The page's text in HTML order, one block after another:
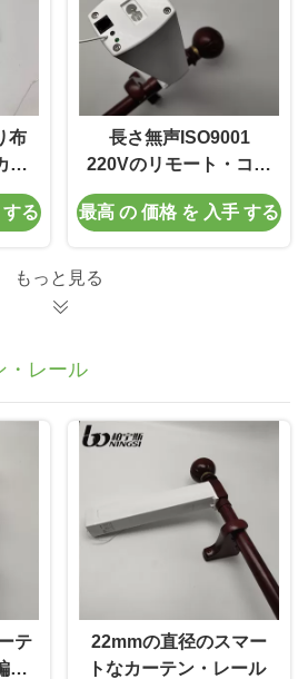
布
ー
に
る
長さ無声ISO9001
220Vのリモート・コン
トロール カーテン トラ
ックを調節しなさい
最高 の 価格 を 入手 する
もっと見る
・レール
テ
成
22mmの直径のスマー
トなカーテン・レール